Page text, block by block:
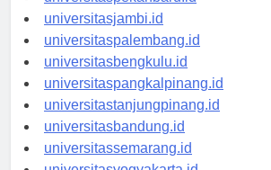
universitaspekanbaru.id
universitasjambi.id
universitaspalembang.id
universitasbengkulu.id
universitaspangkalpinang.id
universitastanjungpinang.id
universitasbandung.id
universitassemarang.id